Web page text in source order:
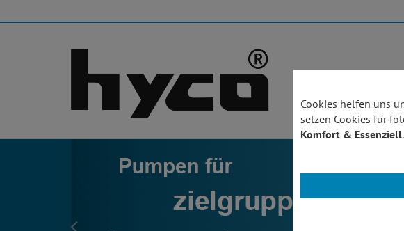
Cookies helfen uns
setzen Cookies für
Komfort & Essenziell.